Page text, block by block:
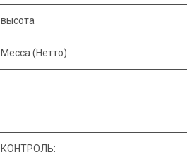
высота
Месса (Нетто)
КОНТРОЛЬ: